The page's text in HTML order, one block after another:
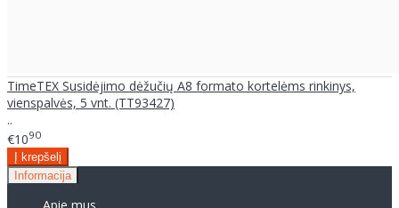
TimeTEX Susidėjimo dėžučių A8 formato kortelėms rinkinys,
vienspalvės, 5 vnt. (TT93427)
..
€1090
Informacija